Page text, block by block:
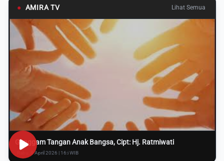
● AMIRA TV Lihat Semua
Genggam Tangan Anak Bangsa, Cipt: Hj. Ratmiwati
Rabu, 8 April 2026 | 16:i WIB